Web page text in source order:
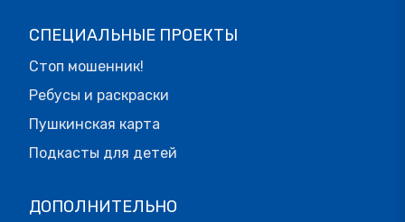
СПЕЦИАЛЬНЫЕ ПРОЕКТЫ
Стоп мошенник!
Ребусы и раскраски
Пушкинская карта
Подкасты для детей
ДОПОЛНИТЕЛЬНО